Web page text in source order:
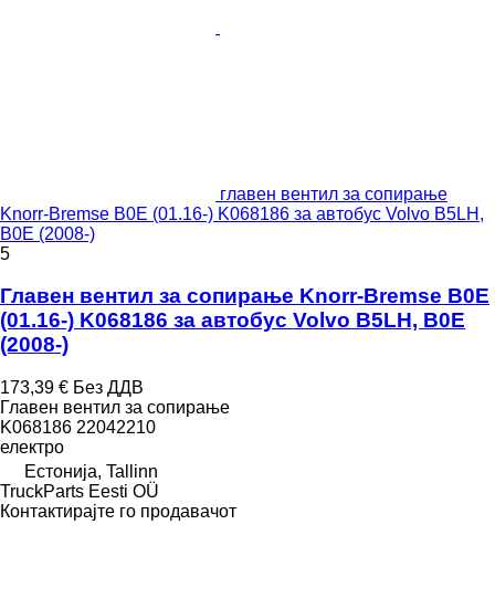
главен вентил за сопирање
Knorr-Bremse B0E (01.16-) K068186 за автобус Volvo B5LH,
B0E (2008-)
5
Главен вентил за сопирање Knorr-Bremse B0E
(01.16-) K068186 за автобус Volvo B5LH, B0E
(2008-)
173,39 € Без ДДВ
Главен вентил за сопирање
K068186 22042210
електро
Естонија, Tallinn
TruckParts Eesti OÜ
Контактирајте го продавачот